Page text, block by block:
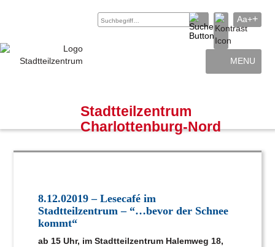
Aa++
Kontakt
Stadtteilzentrum
Charlottenburg-Nord
MENU
8.12.02019 – Lesecafé im
Stadtteilzentrum – “…bevor der Schnee
kommt“
ab 15 Uhr, im Stadtteilzentrum Halemweg 18,